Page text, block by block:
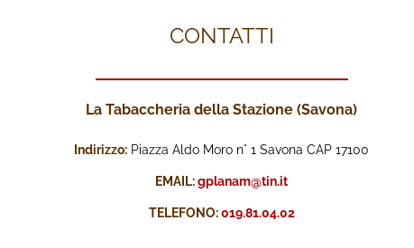
CONTATTI
La Tabaccheria della Stazione (Savona)
Indirizzo: Piazza Aldo Moro n° 1 Savona CAP 17100
EMAIL: gplanam@tin.it
TELEFONO:019.81.04.02